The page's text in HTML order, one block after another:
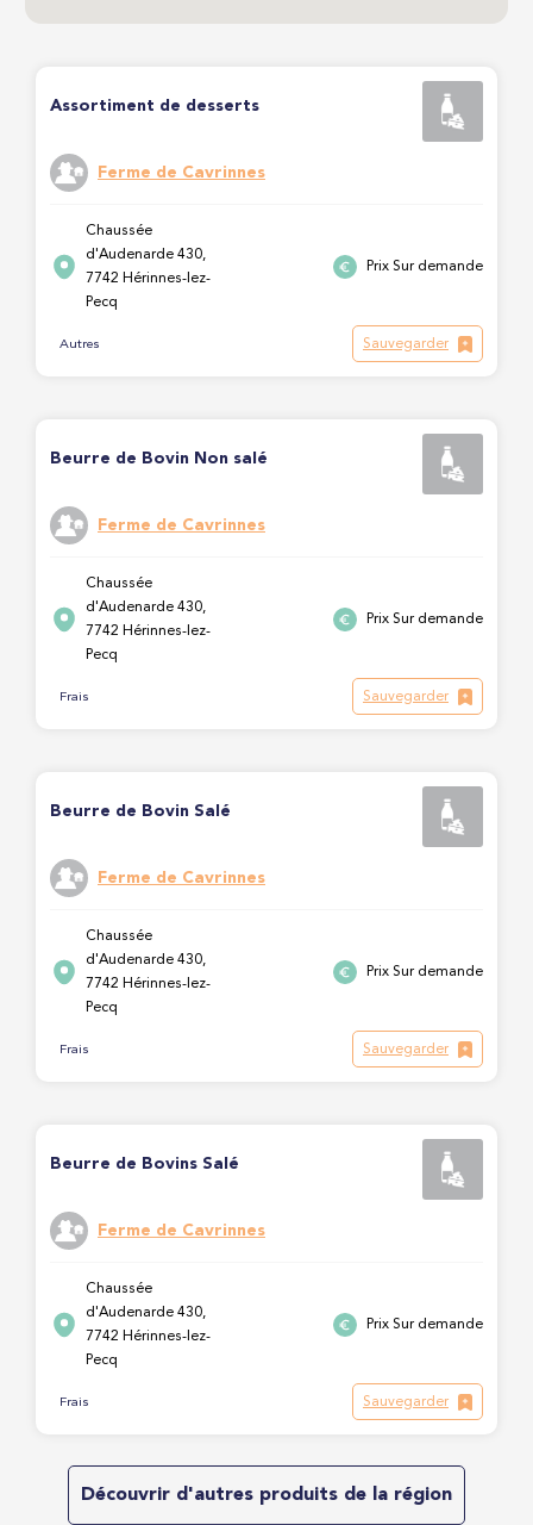
Assortiment de desserts
Ferme de Cavrinnes
Chaussée
d'Audenarde 430,
7742 Hérinnes-lez-
Pecq
Prix Sur demande
Autres Sauvegarder
Beurre de Bovin Non salé
Ferme de Cavrinnes
Chaussée
d'Audenarde 430,
7742 Hérinnes-lez-
Pecq
Prix Sur demande
Frais Sauvegarder
Beurre de Bovin Salé
Ferme de Cavrinnes
Chaussée
d'Audenarde 430,
7742 Hérinnes-lez-
Pecq
Prix Sur demande
Frais Sauvegarder
Beurre de Bovins Salé
Ferme de Cavrinnes
Chaussée
d'Audenarde 430,
7742 Hérinnes-lez-
Pecq
Prix Sur demande
Frais Sauvegarder
Découvrir d'autres produits de la région